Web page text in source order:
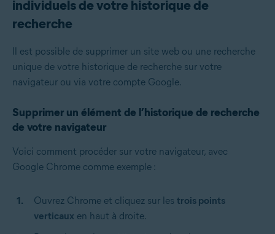
individuels de votre historique de
recherche
Il est possible de supprimer un site web ou une recherche
unique de votre historique de recherche sur votre
navigateur ou via votre compte Google.
Supprimer un élément de l’historique de recherche
de votre navigateur
Voici comment procéder sur votre navigateur, avec
Google Chrome comme exemple :
Ouvrez Chrome et cliquez sur les trois points
verticaux en haut à droite.